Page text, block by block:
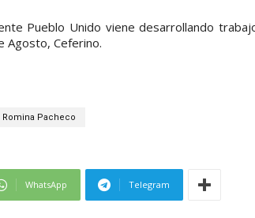
Pueblo Unido viene desarrollando
Agosto, Ceferino.
Romina Pacheco
WhatsApp Telegram